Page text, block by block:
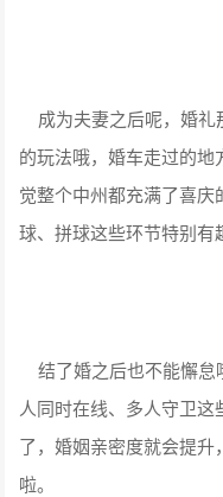
成为夫妻之后呢，婚礼
的玩法哦，婚车走过的
觉整个中州都充满了喜
球、拼球这些环节特别有
结了婚之后也不能懈怠
人同时在线、多人守卫
了，婚姻亲密度就会提
啦。